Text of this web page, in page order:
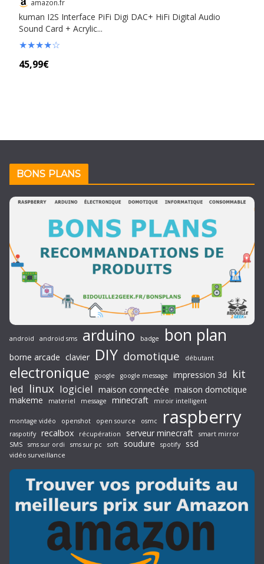
amazon.fr
kuman I2S Interface PiFi Digi DAC+ HiFi Digital Audio
Sound Card + Acrylic...
★★★★☆
45,99€
BONS PLANS
android android sms arduino badge bon plan
borne arcade clavier DIY domotique débutant
electronique google google message impression 3d kit
led linux logiciel maison connectée maison domotique
makeme
materiel message minecraft miroir intelligent
montage vidéo openshot open source osmc raspberry
raspotify recalbox récupération serveur minecraft
smart mirror
SMS
sms sur ordi sms sur pc soft soudure spotify ssd
vidéo surveillance